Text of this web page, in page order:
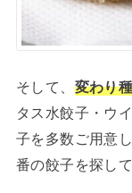
そして、 変わり
タス水餃子・ウ
子を多数ご用意
番の餃子を探し